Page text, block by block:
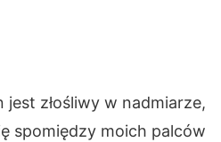
złośliwy w nadmiarze,
spomiędzy moich palców